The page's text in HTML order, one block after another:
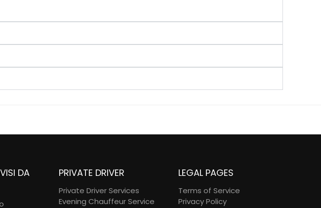
DA
PRIVATE DRIVER
Private Driver Services
Evening Chauffeur Service
LEGAL PAGES
Terms of Service
Privacy Policy